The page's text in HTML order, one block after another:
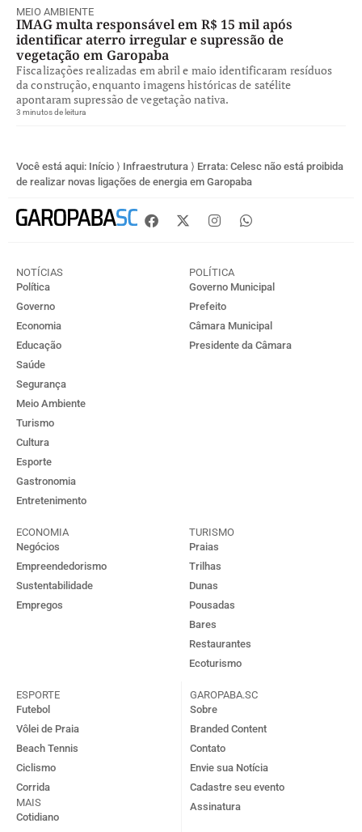
MEIO AMBIENTE
IMAG multa responsável em R$ 15 mil após
identificar aterro irregular e supressão de
vegetação em Garopaba
Fiscalizações realizadas em abril e maio identificaram resíduos
da construção, enquanto imagens históricas de satélite
apontaram supressão de vegetação nativa.
3 minutos de leitura
Você está aqui: Início ⟩ Infraestrutura ⟩ Errata: Celesc não está proibida
de realizar novas ligações de energia em Garopaba
NOTÍCIAS
Política
Governo
Economia
Educação
Saúde
Segurança
Meio Ambiente
Turismo
Cultura
Esporte
Gastronomia
Entretenimento
POLÍTICA
Governo Municipal
Prefeito
Câmara Municipal
Presidente da Câmara
ECONOMIA
Negócios
Empreendedorismo
Sustentabilidade
Empregos
TURISMO
Praias
Trilhas
Dunas
Pousadas
Bares
Restaurantes
Ecoturismo
ESPORTE
Futebol
Vôlei de Praia
Beach Tennis
Ciclismo
Corrida
MAIS
Cotidiano
GAROPABA.SC
Sobre
Branded Content
Contato
Envie sua Notícia
Cadastre seu evento
Assinatura